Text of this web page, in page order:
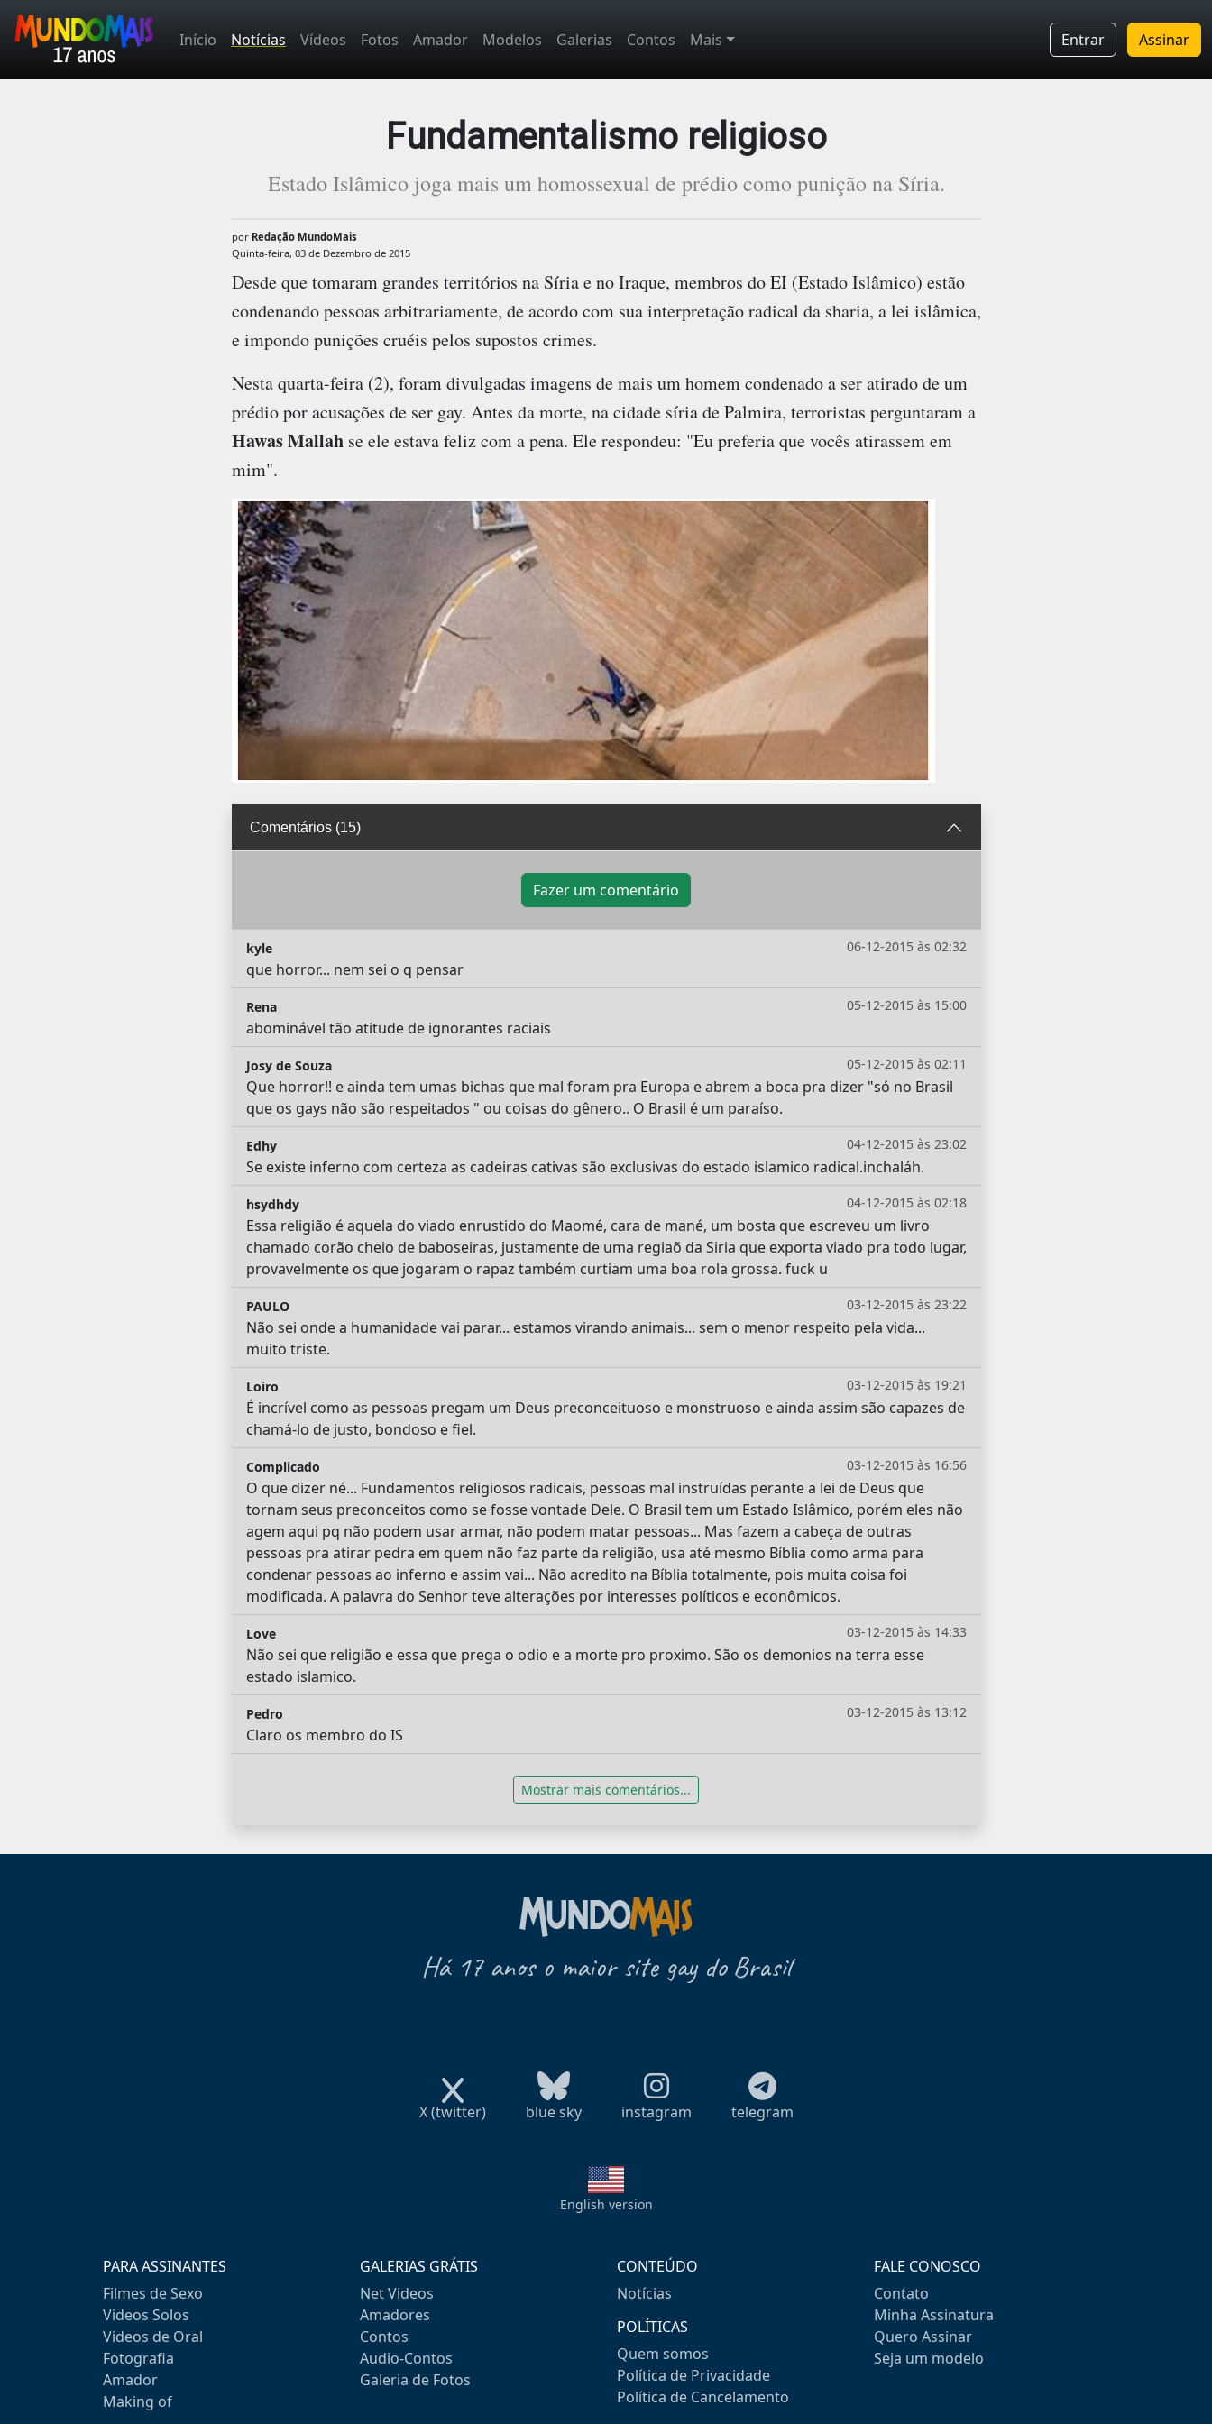
Início Notícias Vídeos Fotos Amador Modelos Galerias Contos Mais Entrar Assinar
Fundamentalismo religioso
Estado Islâmico joga mais um homossexual de prédio como punição na Síria.
por Redação MundoMais
Quinta-feira, 03 de Dezembro de 2015
Desde que tomaram grandes territórios na Síria e no Iraque, membros do EI (Estado Islâmico) estão
condenando pessoas arbitrariamente, de acordo com sua interpretação radical da sharia, a lei islâmica,
e impondo punições cruéis pelos supostos crimes.
Nesta quarta-feira (2), foram divulgadas imagens de mais um homem condenado a ser atirado de um
prédio por acusações de ser gay. Antes da morte, na cidade síria de Palmira, terroristas perguntaram a
Hawas Mallahse ele estava feliz com a pena. Ele respondeu: "Eu preferia que vocês atirassem em
mim".
Comentários (15)
Fazer um comentário
06-12-2015 às 02:32
kyle
que horror... nem sei o q pensar
05-12-2015 às 15:00
Rena
abominável tão atitude de ignorantes raciais
05-12-2015 às 02:11
Josy de Souza
Que horror!! e ainda tem umas bichas que mal foram pra Europa e abrem a boca pra dizer "só no Brasil
que os gays não são respeitados " ou coisas do gênero.. O Brasil é um paraíso.
04-12-2015 às 23:02
Edhy
Se existe inferno com certeza as cadeiras cativas são exclusivas do estado islamico radical.inchaláh.
04-12-2015 às 02:18
hsydhdy
Essa religião é aquela do viado enrustido do Maomé, cara de mané, um bosta que escreveu um livro
chamado corão cheio de baboseiras, justamente de uma regiaõ da Siria que exporta viado pra todo lugar,
provavelmente os que jogaram o rapaz também curtiam uma boa rola grossa. fuck u
03-12-2015 às 23:22
PAULO
Não sei onde a humanidade vai parar... estamos virando animais... sem o menor respeito pela vida...
muito triste.
03-12-2015 às 19:21
Loiro
É incrível como as pessoas pregam um Deus preconceituoso e monstruoso e ainda assim são capazes de
chamá-lo de justo, bondoso e fiel.
03-12-2015 às 16:56
Complicado
O que dizer né... Fundamentos religiosos radicais, pessoas mal instruídas perante a lei de Deus que
tornam seus preconceitos como se fosse vontade Dele. O Brasil tem um Estado Islâmico, porém eles não
agem aqui pq não podem usar armar, não podem matar pessoas... Mas fazem a cabeça de outras
pessoas pra atirar pedra em quem não faz parte da religião, usa até mesmo Bíblia como arma para
condenar pessoas ao inferno e assim vai... Não acredito na Bíblia totalmente, pois muita coisa foi
modificada. A palavra do Senhor teve alterações por interesses políticos e econômicos.
03-12-2015 às 14:33
Love
Não sei que religião e essa que prega o odio e a morte pro proximo. São os demonios na terra esse
estado islamico.
03-12-2015 às 13:12
Pedro
Claro os membro do IS
Mostrar mais comentários...
Há 17 anos o maior site gay do Brasil
X (twitter) blue sky instagram telegram
English version
PARA ASSINANTES
Filmes de Sexo
Videos Solos
Videos de Oral
Fotografia
Amador
Making of
GALERIAS GRÁTIS
Net Videos
Amadores
Contos
Audio-Contos
Galeria de Fotos
CONTEÚDO
Notícias
POLÍTICAS
Quem somos
Política de Privacidade
Política de Cancelamento
FALE CONOSCO
Contato
Minha Assinatura
Quero Assinar
Seja um modelo